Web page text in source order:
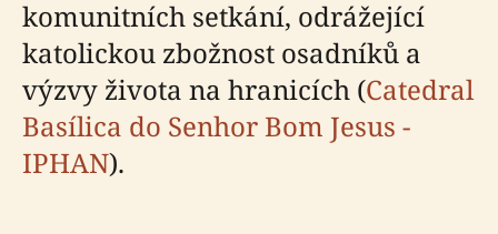
komunitních setkání, odrážející
katolickou zbožnost osadníků a
výzvy života na hranicích (Catedral
Basílica do Senhor Bom Jesus -
IPHAN).